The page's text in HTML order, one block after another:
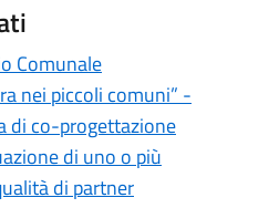
Comunale
nei piccoli comuni” -
di co-progettazione
di uno o più
di partner